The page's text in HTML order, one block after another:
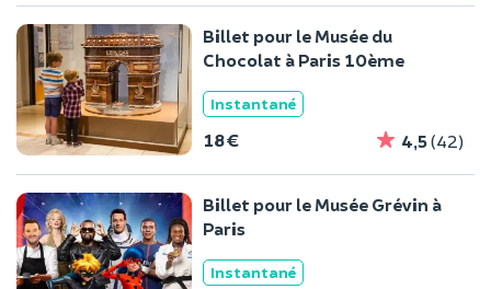
Billet pour le Musée du
Chocolat à Paris 10ème
Instantané
18 € 4,5(42)
Billet pour le Musée Grévin à
Paris
Instantané